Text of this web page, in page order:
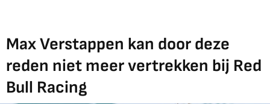
Max Verstappen kan door deze
reden niet meer vertrekken bij Red
Bull Racing